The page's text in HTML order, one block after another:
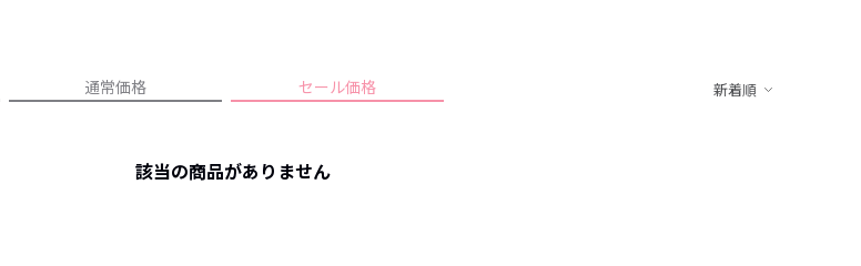
人気記事ランキング
プライバシーポリシー
通常価格 セール価格 新着順
該当の商品がありません